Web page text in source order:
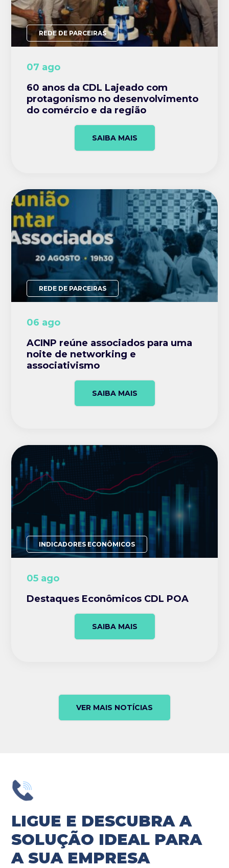
REDE DE PARCEIRAS
07 ago
60 anos da CDL Lajeado com
protagonismo no desenvolvimento
do comércio e da região
SAIBA MAIS
REDE DE PARCEIRAS
06 ago
ACINP reúne associados para uma
noite de networking e
associativismo
SAIBA MAIS
INDICADORES ECONÔMICOS
05 ago
Destaques Econômicos CDL POA
SAIBA MAIS
VER MAIS NOTÍCIAS
LIGUE E DESCUBRA A
SOLUÇÃO IDEAL PARA
A SUA EMPRESA